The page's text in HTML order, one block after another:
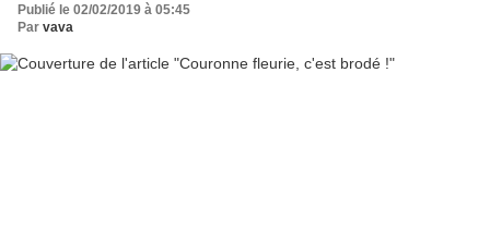
Publié le 02/02/2019 à 05:45
Par vava